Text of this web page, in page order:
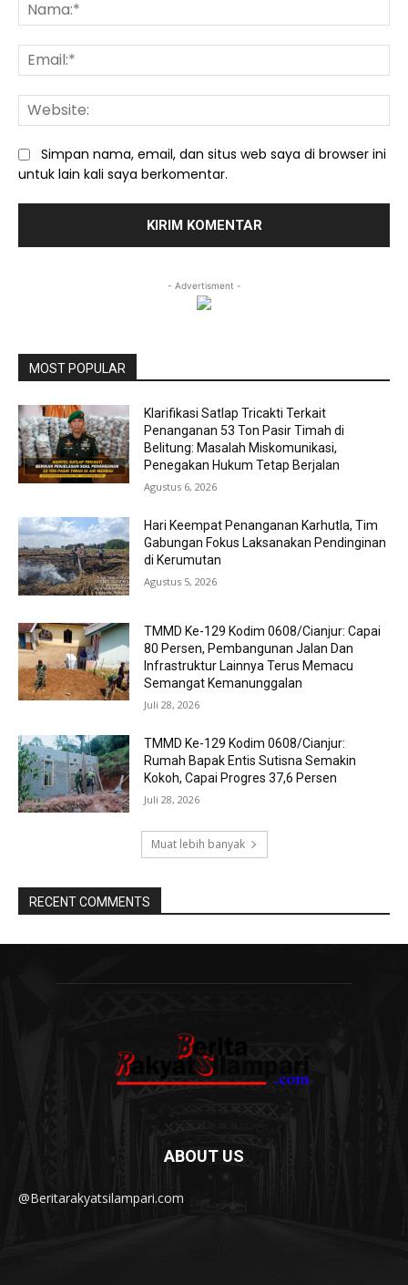
Simpan nama, email, dan situs web saya di browser ini
untuk lain kali saya berkomentar.
- Advertisment -
MOST POPULAR
Klarifikasi Satlap Tricakti Terkait
Penanganan 53 Ton Pasir Timah di
Belitung: Masalah Miskomunikasi,
Penegakan Hukum Tetap Berjalan
Agustus 6, 2026
Hari Keempat Penanganan Karhutla, Tim
Gabungan Fokus Laksanakan Pendinginan
di Kerumutan
Agustus 5, 2026
TMMD Ke-129 Kodim 0608/Cianjur: Capai
80 Persen, Pembangunan Jalan Dan
Infrastruktur Lainnya Terus Memacu
Semangat Kemanunggalan
Juli 28, 2026
TMMD Ke-129 Kodim 0608/Cianjur:
Rumah Bapak Entis Sutisna Semakin
Kokoh, Capai Progres 37,6 Persen
Juli 28, 2026
Muat lebih banyak
RECENT COMMENTS
ABOUT US
@Beritarakyatsilampari.com